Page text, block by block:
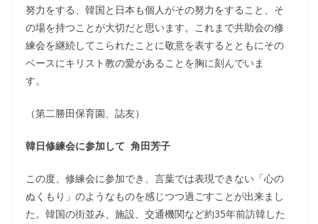
努力をする、韓国と日本も個人がその努力をすること、そ
の場を持つことが大切だと思います。これまで共助会の修
練会を継続してこられたことに敬意を表するとともにその
ベースにキリスト教の愛があることを胸に刻んでいま
す。
（第二勝田保育園、誌友）
韓日修練会に参加して 角田芳子
この度、修練会に参加でき、言葉では表現できない「心の
ぬくもり」のようなものを感じつつ過ごすことが出来まし
た。韓国の街並み、施設、交通機関など約35年前訪韓した